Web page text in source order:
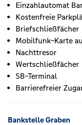
Einzahlautomat
Kostenfreie
Briefschließfächer
Mobilfunk-Karte
Nachttresor
Wertschließfächer
SB-Terminal
Barrierefreier
Bankstelle Graben